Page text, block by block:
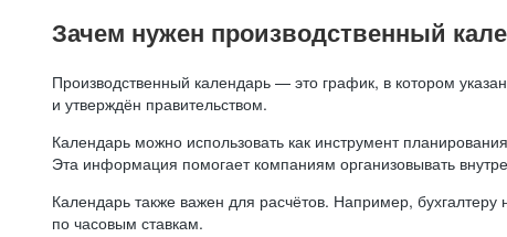
Зачем нужен производственный
Производственный календарь — это график, в котором
и утверждён правительством.
Календарь можно использовать как инструмент
Эта информация помогает компаниям организовывать
Календарь также важен для расчётов. Например,
по часовым ставкам.